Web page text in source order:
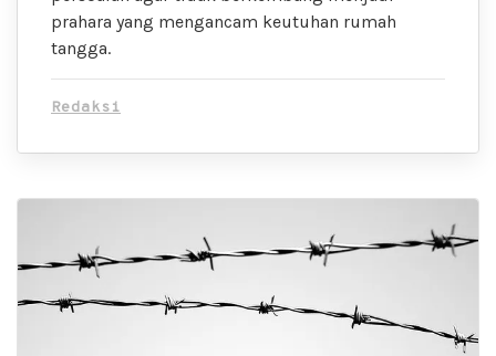
prahara yang mengancam keutuhan rumah
tangga.
Redaksi